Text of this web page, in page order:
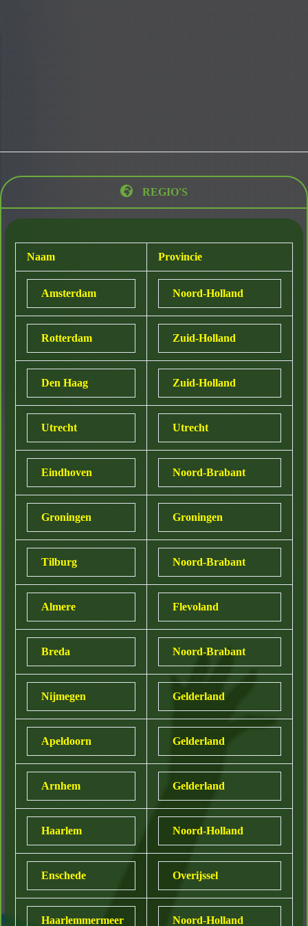
REGIO'S
Naam Provincie
Amsterdam Noord-Holland
Rotterdam Zuid-Holland
Den Haag Zuid-Holland
Utrecht Utrecht
Eindhoven Noord-Brabant
Groningen Groningen
Tilburg Noord-Brabant
Almere Flevoland
Breda Noord-Brabant
Nijmegen Gelderland
Apeldoorn Gelderland
Arnhem Gelderland
Haarlem Noord-Holland
Enschede Overijssel
Haarlemmermeer Noord-Holland